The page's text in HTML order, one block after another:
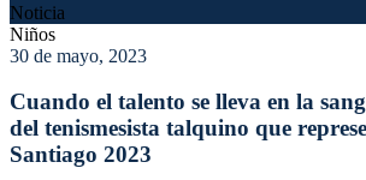
Noticia
Niños
30 de mayo, 2023
Cuando el talento se lleva en la
del tenismesista talquino que
Santiago 2023